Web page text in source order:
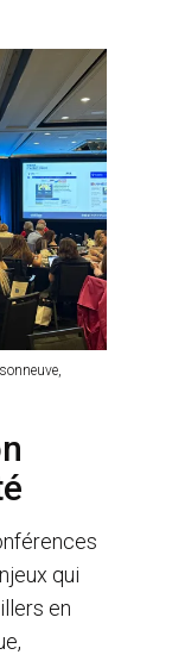
qui
en